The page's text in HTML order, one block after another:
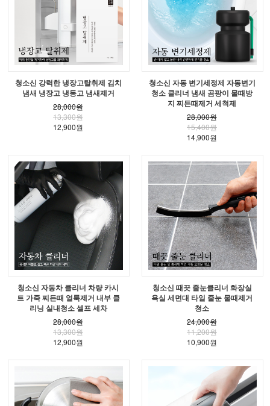
청소신 강력한 냉장고탈취제 김치
냄새 냉장고 냉동고 냄새제거
28,000원
13,300원
12,900원
청소신 자동 변기세정제 자동변기
청소 클리너 냄새 곰팡이 물때방
지 찌든때제거 세척제
28,000원
15,400원
14,900원
청소신 자동차 클리너 차량 카시
트 가죽 찌든때 얼룩제거 내부 클
리닝 실내청소 셀프 세차
28,000원
13,300원
12,900원
청소신 때끗 줄눈클리너 화장실
욕실 세면대 타일 줄눈 물때제거
청소
24,000원
11,200원
10,900원